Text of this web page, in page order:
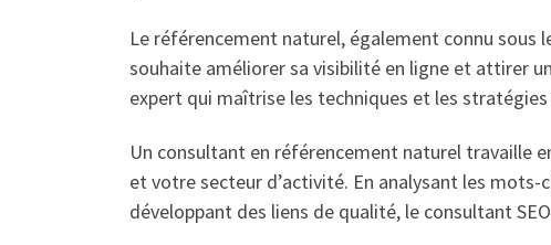
Le référencement naturel, également connu sous
souhaite améliorer sa visibilité en ligne et attirer
expert qui maîtrise les techniques et les
Un consultant en référencement naturel travaille
et votre secteur d’activité. En analysant les
développant des liens de qualité, le consultant